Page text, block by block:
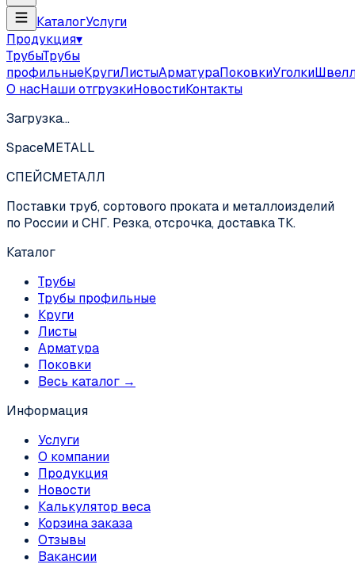
КаталогУслуги
Продукция▾
ТрубыТрубы
профильныеКругиЛистыАрматураПоковкиУголки
О насНаши отгрузкиНовостиКонтакты
Загрузка…
SpaceMETALL
СПЕЙСМЕТАЛЛ
Поставки труб, сортового проката и металлоизделий
по России и СНГ. Резка, отсрочка, доставка ТК.
Каталог
Трубы
Трубы профильные
Круги
Листы
Арматура
Поковки
Весь каталог →
Информация
Услуги
О компании
Продукция
Новости
Калькулятор веса
Корзина заказа
Отзывы
Вакансии